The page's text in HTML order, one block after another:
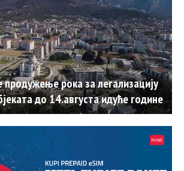
рока за легализацију
до 14.августа идуће године